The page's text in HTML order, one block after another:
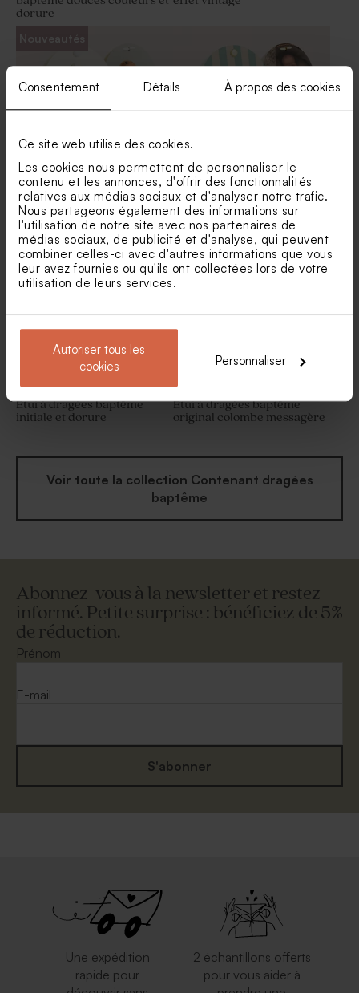
Consentement Détails À propos des cookies
Ce site web utilise des cookies.
Les cookies nous permettent de personnaliser le
contenu et les annonces, d'offrir des fonctionnalités
relatives aux médias sociaux et d'analyser notre trafic.
Nous partageons également des informations sur
l'utilisation de notre site avec nos partenaires de
médias sociaux, de publicité et d'analyse, qui peuvent
combiner celles-ci avec d'autres informations que vous
leur avez fournies ou qu'ils ont collectées lors de votre
utilisation de leurs services.
Autoriser tous les
cookies
Personnaliser
Pot en verre sel de bain rose
baptême
Savon baptême rond rose -
Parfum Hibiscus
Sucette baptême coeur rose
et blanche
dorure
Nouveautés
Etui à dragées baptême
fleurs champêtres et petits
chaussons
Etui à dragées baptême
coloré petite voiture
Etui à dragées baptême
initiale et dorure
Étui à dragées baptême
original colombe messagère
Voir toute la collection Contenant dragées
baptême
Abonnez-vous à la newsletter et restez
informé. Petite surprise : bénéficiez de 5%
de réduction.
Prénom
E-mail
S'abonner
Une expédition
rapide pour
2 échantillons offerts
pour vous aider à